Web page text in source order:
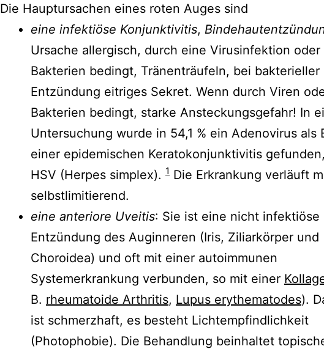
Die Hauptursachen eines roten Auges sind
eine infektiöse Konjunktivitis,
Ursache allergisch, durch eine Virusinfektion oder
Bakterien bedingt, Tränenträufeln, bei bakterieller
Entzündung eitriges Sekret. Wenn durch Viren
Bakterien bedingt, starke Ansteckungsgefahr! In
Untersuchung wurde in 54,1 % ein Adenovirus als
einer epidemischen Keratokonjunktivitis
HSV (Herpes simplex). 1 Die Erkrankung verläuft
selbstlimitierend.
eine anteriore Uveitis: Sie ist eine nicht infektiöse
Entzündung des Auginneren (Iris, Ziliarkörper und
Choroidea) und oft mit einer autoimmunen
Systemerkrankung verbunden, so mit einer
B. rheumatoide Arthritis, Lupus erythematodes).
ist schmerzhaft, es besteht Lichtempfindlichkeit
(Photophobie). Die Behandlung beinhaltet